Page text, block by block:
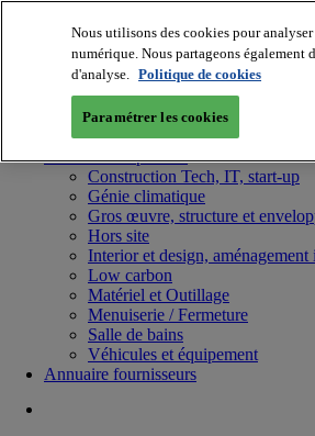
Batiradio
Articles & expertises
Construction Tech, IT, start-up
Génie climatique
Gros œuvre, structure et
Hors site
Interior et design, aménagement
Low carbon
Matériel et Outillage
Menuiserie / Fermeture
Salle de bains
Véhicules et équipement
Annuaire fournisseurs
Nous utilisons des cookies pour
numérique. Nous partageons
d'analyse. Politique de cookies
Paramétrer les cookies